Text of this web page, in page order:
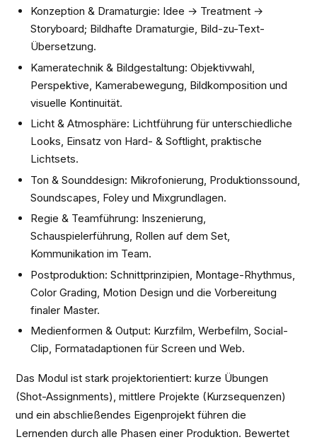
Konzeption & Dramaturgie: Idee → Treatment →
Storyboard; Bildhafte Dramaturgie, Bild-zu-Text-
Übersetzung.
Kameratechnik & Bildgestaltung: Objektivwahl,
Perspektive, Kamerabewegung, Bildkomposition und
visuelle Kontinuität.
Licht & Atmosphäre: Lichtführung für unterschiedliche
Looks, Einsatz von Hard- & Softlight, praktische
Lichtsets.
Ton & Sounddesign: Mikrofonierung, Produktionssound,
Soundscapes, Foley und Mixgrundlagen.
Regie & Teamführung: Inszenierung,
Schauspielerführung, Rollen auf dem Set,
Kommunikation im Team.
Postproduktion: Schnittprinzipien, Montage-Rhythmus,
Color Grading, Motion Design und die Vorbereitung
finaler Master.
Medienformen & Output: Kurzfilm, Werbefilm, Social-
Clip, Formatadaptionen für Screen und Web.
Das Modul ist stark projektorientiert: kurze Übungen
(Shot-Assignments), mittlere Projekte (Kurzsequenzen)
und ein abschließendes Eigenprojekt führen die
Lernenden durch alle Phasen einer Produktion. Bewertet